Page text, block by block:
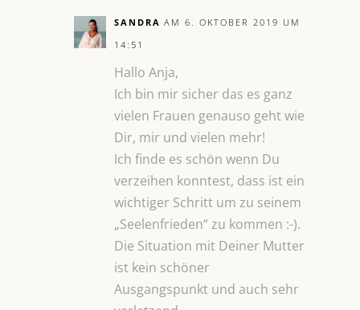
SANDRA AM 6. OKTOBER 2019 UM
14:51
Hallo Anja,
Ich bin mir sicher das es ganz
vielen Frauen genauso geht wie
Dir, mir und vielen mehr!
Ich finde es schön wenn Du
verzeihen konntest, dass ist ein
wichtiger Schritt um zu seinem
„Seelenfrieden“ zu kommen :-).
Die Situation mit Deiner Mutter
ist kein schöner
Ausgangspunkt und auch sehr